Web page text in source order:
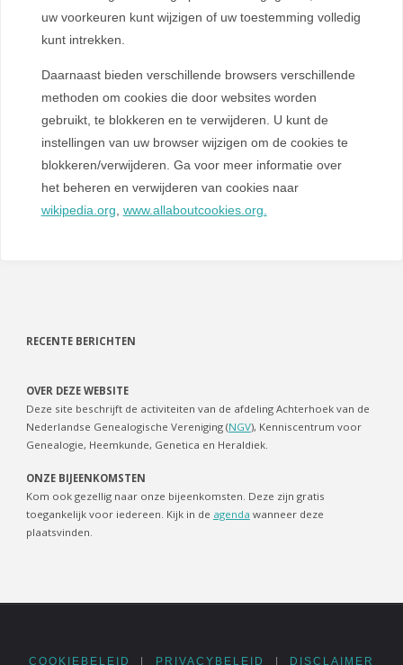
uw voorkeuren kunt wijzigen of uw toestemming volledig
kunt intrekken.
Daarnaast bieden verschillende browsers verschillende
methoden om cookies die door websites worden
gebruikt, te blokkeren en te verwijderen. U kunt de
instellingen van uw browser wijzigen om de cookies te
blokkeren/verwijderen. Ga voor meer informatie over
het beheren en verwijderen van cookies naar
wikipedia.org www.allaboutcookies.org.
RECENTE BERICHTEN
OVER DEZE WEBSITE
Deze site beschrijft de activiteiten van de afdeling Achterhoek van de
Nederlandse Genealogische Vereniging (NGV), Kenniscentrum voor
Genealogie, Heemkunde, Genetica en Heraldiek.
ONZE BIJEENKOMSTEN
Kom ook gezellig naar onze bijeenkomsten. Deze zijn gratis
toegankelijk voor iedereen. Kijk in de agenda wanneer deze
plaatsvinden.
COOKIEBELEID PRIVACYBELEID DISCLAIMER